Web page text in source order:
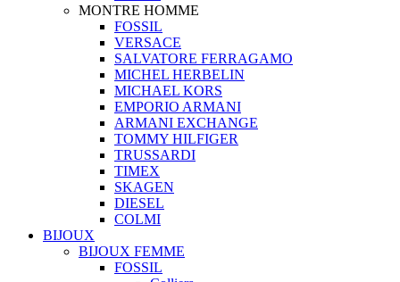
MONTRE HOMME
FOSSIL
VERSACE
SALVATORE FERRAGAMO
MICHEL HERBELIN
MICHAEL KORS
EMPORIO ARMANI
ARMANI EXCHANGE
TOMMY HILFIGER
TRUSSARDI
TIMEX
SKAGEN
DIESEL
COLMI
BIJOUX
BIJOUX FEMME
FOSSIL